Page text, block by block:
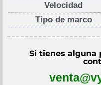
Velocidad
Tipo de marco
Si tienes alguna